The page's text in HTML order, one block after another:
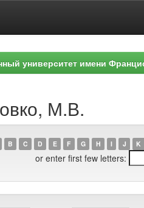
университет имени
М.В.
B C D E F G H I J K
or enter first few letters: